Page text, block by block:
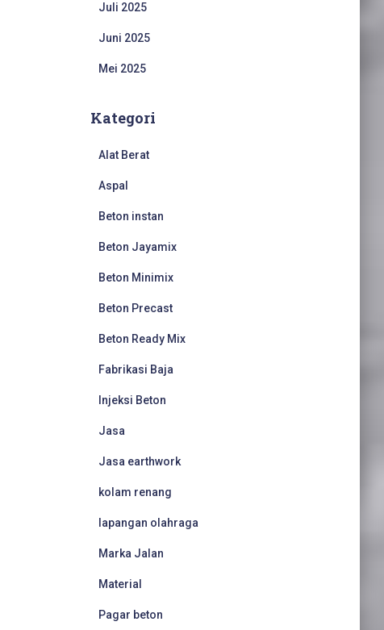
Juli 2025
Juni 2025
Mei 2025
Kategori
Alat Berat
Aspal
Beton instan
Beton Jayamix
Beton Minimix
Beton Precast
Beton Ready Mix
Fabrikasi Baja
Injeksi Beton
Jasa
Jasa earthwork
kolam renang
lapangan olahraga
Marka Jalan
Material
Pagar beton